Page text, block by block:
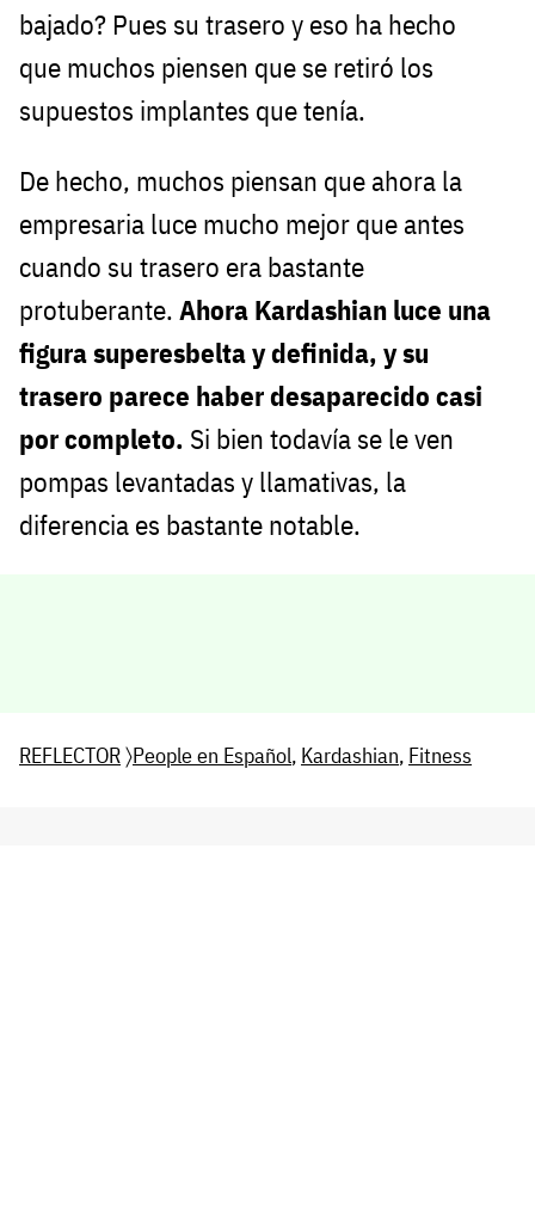
bajado? Pues su trasero y eso ha hecho
que muchos piensen que se retiró los
supuestos implantes que tenía.
De hecho, muchos piensan que ahora la
empresaria luce mucho mejor que antes
cuando su trasero era bastante
protuberante. Ahora Kardashian luce una
figura superesbelta y definida, y su
trasero parece haber desaparecido casi
por completo. Si bien todavía se le ven
pompas levantadas y llamativas, la
diferencia es bastante notable.
REFLECTOR〉People en Español, Kardashian, Fitness